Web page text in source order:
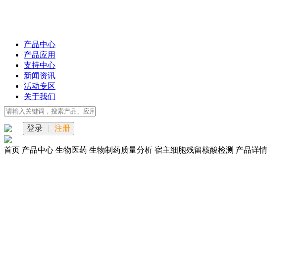
产品中心
产品应用
支持中心
新闻资讯
活动专区
关于我们
登录 注册
首页 产品中心 生物医药 生物制药质量分析 宿主细胞残留核酸检测 产品详情